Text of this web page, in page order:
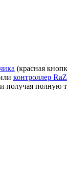
(красная
контроллер
получая полную